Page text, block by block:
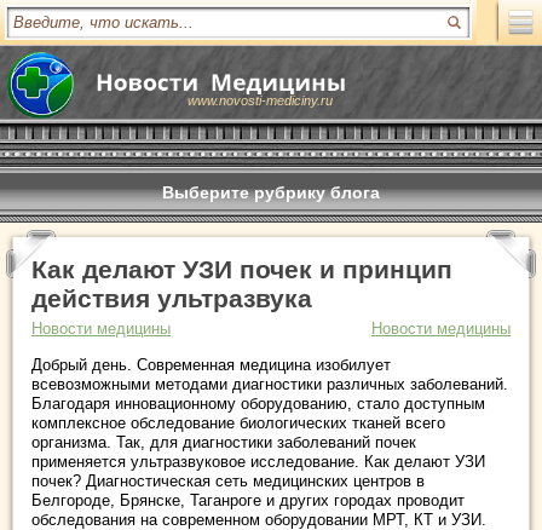
www.novosti-mediciny.ru
Выберите рубрику блога
Как делают УЗИ почек и принцип
действия ультразвука
Новости медицины
Новости медицины
Добрый день. Современная медицина изобилует
всевозможными методами диагностики различных заболеваний.
Благодаря инновационному оборудованию, стало доступным
комплексное обследование биологических тканей всего
организма. Так, для диагностики заболеваний почек
применяется ультразвуковое исследование. Как делают УЗИ
почек? Диагностическая сеть медицинских центров в
Белгороде, Брянске, Таганроге и других городах проводит
обследования на современном оборудовании МРТ, КТ и УЗИ.